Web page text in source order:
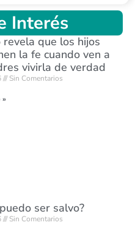
Interés
revela que los hijos
la fe cuando ven a
vivirla de verdad
Sin Comentarios
»
ser salvo?
Sin Comentarios